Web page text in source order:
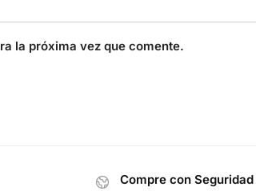
la próxima vez que comente.
Compre con Seguridad